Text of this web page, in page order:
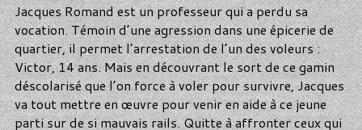
Jacques Romand est un professeur qui a perdu sa
vocation. Témoin d’une agression dans une épicerie de
quartier, il permet l’arrestation de l’un des voleurs :
Victor, 14 ans. Mais en découvrant le sort de ce gamin
déscolarisé que l’on force à voler pour survivre, Jacques
va tout mettre en œuvre pour venir en aide à ce jeune
parti sur de si mauvais rails. Quitte à affronter ceux qui